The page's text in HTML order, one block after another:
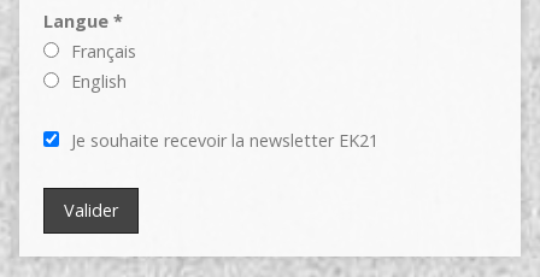
Langue *
Français
English
Je souhaite recevoir la newsletter EK21